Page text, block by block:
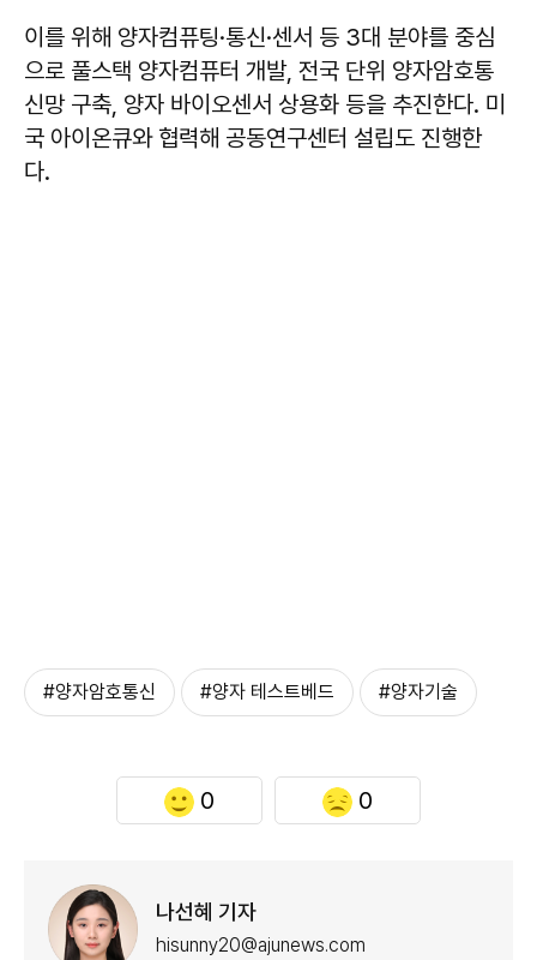
이를 위해 양자컴퓨팅·통신·센서 등 3대 분야를 중심
으로 풀스택 양자컴퓨터 개발, 전국 단위 양자암호통
신망 구축, 양자 바이오센서 상용화 등을 추진한다. 미
국 아이온큐와 협력해 공동연구센터 설립도 진행한
다.
#양자암호통신 #양자 테스트베드 #양자기술
0 0
나선혜 기자
hisunny20@ajunews.com